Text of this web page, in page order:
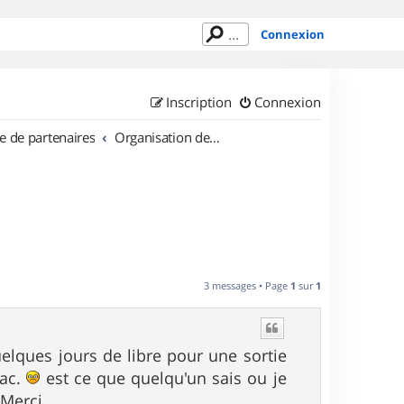
Connexion
Connexion
Inscription
de partenaires Organisation de sorties en région Alsace
3 messages • Page 1 sur 1
jours de libre pour une sortie
est ce que quelqu'un sais ou je